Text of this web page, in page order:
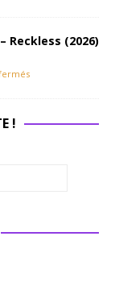
Reckless (2026)
!